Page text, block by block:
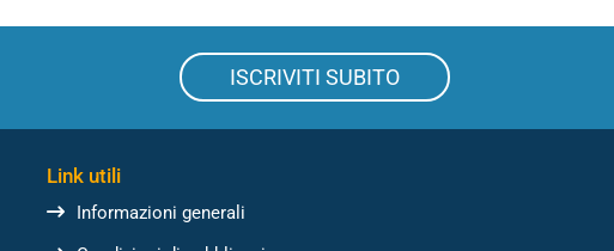
ISCRIVITI SUBITO
Link utili
Informazioni generali